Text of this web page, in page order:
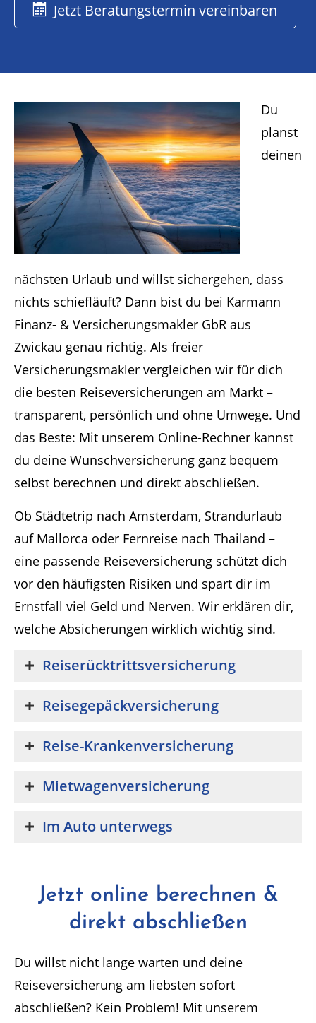
Jetzt Beratungstermin vereinbaren
Du
planst
deinen
nächsten Urlaub und willst sichergehen, dass
nichts schiefläuft? Dann bist du bei Karmann
Finanz- & Versicherungsmakler GbR aus
Zwickau genau richtig. Als freier
Versicherungsmakler vergleichen wir für dich
die besten Reiseversicherungen am Markt –
transparent, persönlich und ohne Umwege. Und
das Beste: Mit unserem Online-Rechner kannst
du deine Wunschversicherung ganz bequem
selbst berechnen und direkt abschließen.
Ob Städtetrip nach Amsterdam, Strandurlaub
auf Mallorca oder Fernreise nach Thailand –
eine passende Reiseversicherung schützt dich
vor den häufigsten Risiken und spart dir im
Ernstfall viel Geld und Nerven. Wir erklären dir,
welche Absicherungen wirklich wichtig sind.
Reiserücktrittsversicherung
Reisegepäckversicherung
Reise-Krankenversicherung
Mietwagenversicherung
Im Auto unterwegs
Jetzt online berechnen &
direkt abschließen
Du willst nicht lange warten und deine
Reiseversicherung am liebsten sofort
abschließen? Kein Problem! Mit unserem